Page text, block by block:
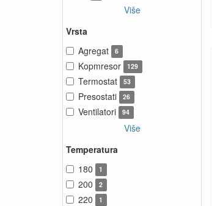
Više
Vrsta
Agregat
6
Kopmresor 129
Termostat 53
Presostati 26
Ventilatori 94
Više
Temperatura
180
1
200 2
220 1